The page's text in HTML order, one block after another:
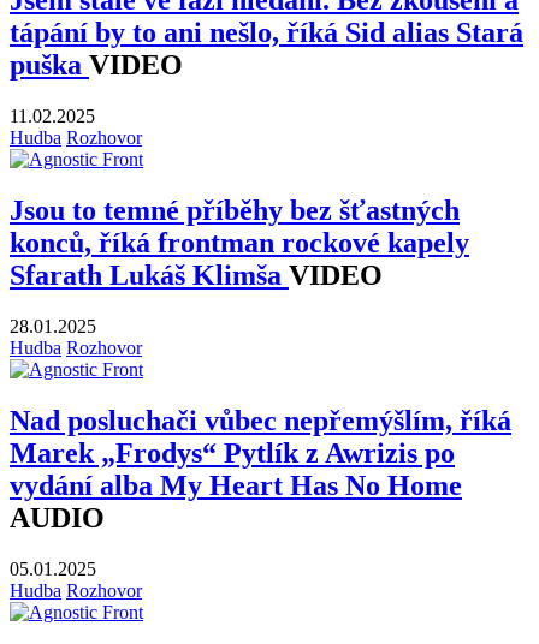
tápání by to ani nešlo, říká Sid alias Stará
puška VIDEO
11.02.2025
Hudba Rozhovor
Jsou to temné příběhy bez šťastných
konců, říká frontman rockové kapely
Sfarath Lukáš Klimša VIDEO
28.01.2025
Hudba Rozhovor
Nad posluchači vůbec nepřemýšlím, říká
Marek „Frodys“ Pytlík z Awrizis po
vydání alba My Heart Has No Home
AUDIO
05.01.2025
Hudba Rozhovor